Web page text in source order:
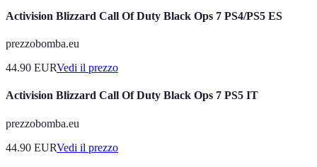
Activision Blizzard Call Of Duty Black Ops 7 PS4/PS5 ES
prezzobomba.eu
44.90 EURVedi il prezzo
Activision Blizzard Call Of Duty Black Ops 7 PS5 IT
prezzobomba.eu
44.90 EURVedi il prezzo